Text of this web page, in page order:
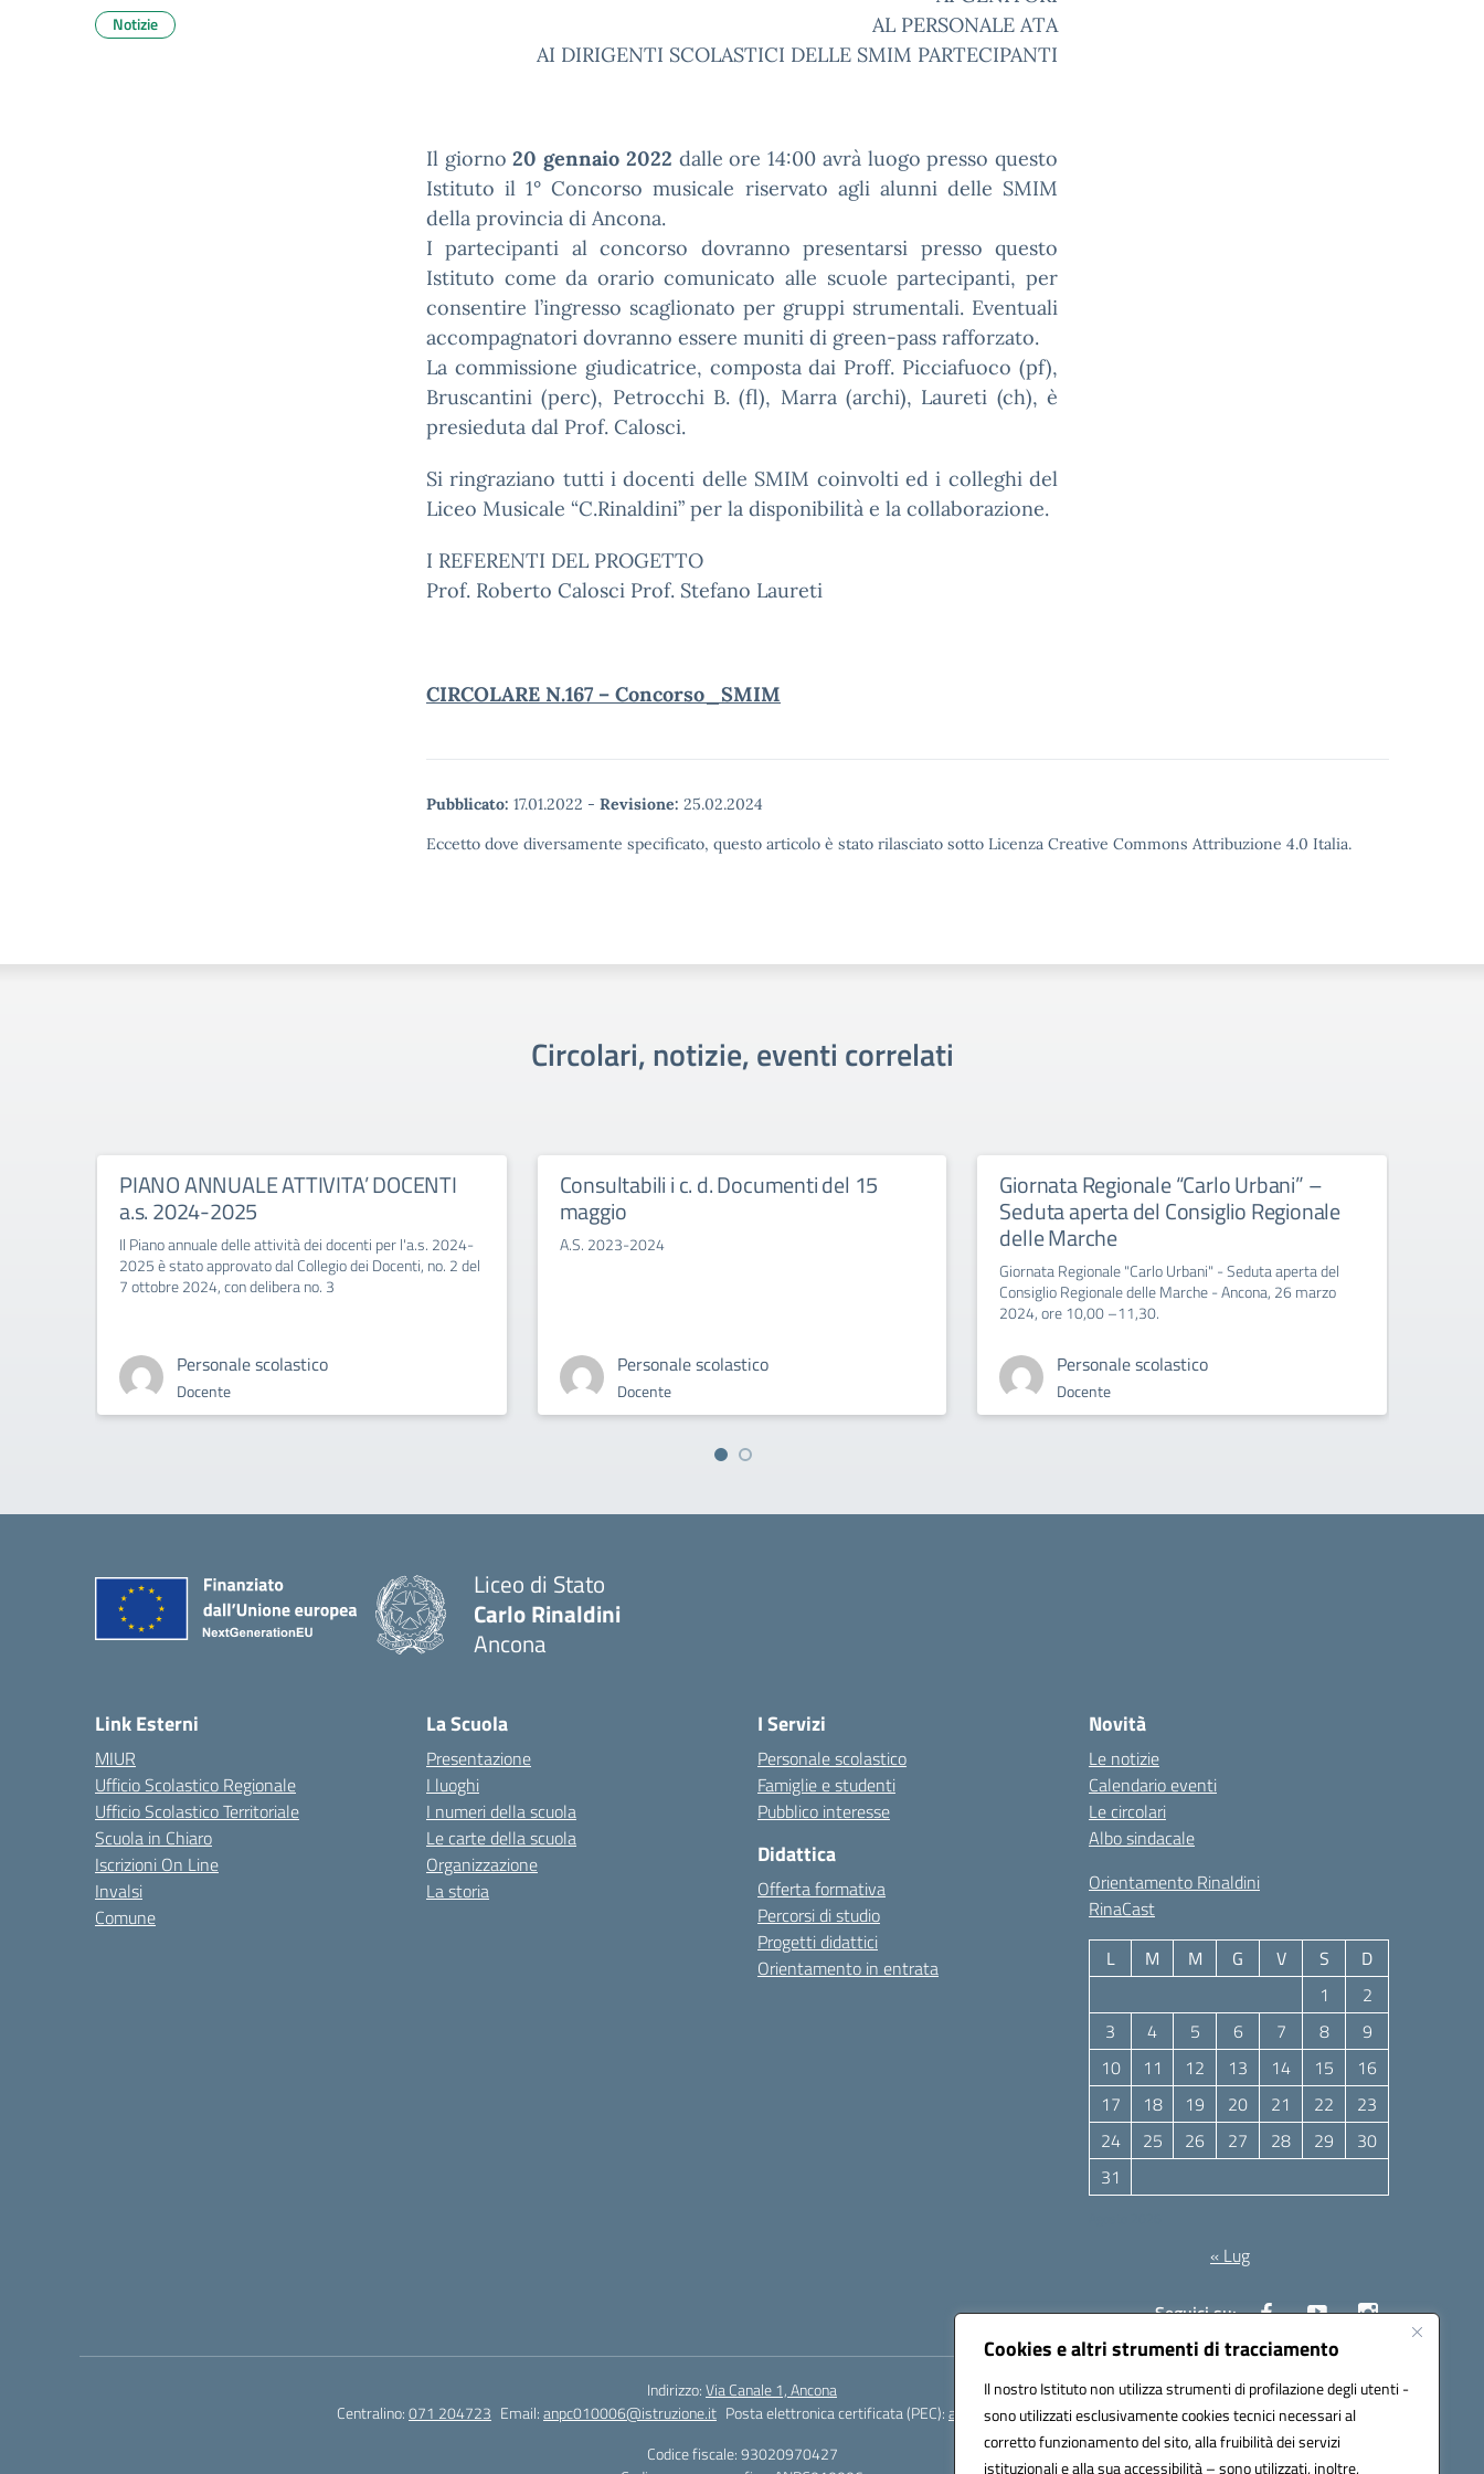
Cookies e altri strumenti di tracciamento
Il nostro Istituto non utilizza strumenti di profilazione degli utenti -
sono utilizzati esclusivamente cookies tecnici necessari al
corretto funzionamento del sito, alla fruibilità dei servizi
istituzionali e alla sua accessibilità – sono utilizzati, inoltre,
AL PERSONALE ATA
AI DIRIGENTI SCOLASTICI DELLE SMIM PARTECIPANTI
Il giorno20 gennaio 2022 dalle ore 14:00 avrà luogo presso questo
Istituto il 1° Concorso musicale riservato agli alunni delle SMIM
della provincia di Ancona.
I partecipanti al concorso dovranno presentarsi presso questo
Istituto come da orario comunicato alle scuole partecipanti, per
consentire l’ingresso scaglionato per gruppi strumentali. Eventuali
accompagnatori dovranno essere muniti di green-pass rafforzato.
La commissione giudicatrice, composta dai Proff. Picciafuoco (pf),
Bruscantini (perc), Petrocchi B. (fl), Marra (archi), Laureti (ch), è
presieduta dal Prof. Calosci.
Si ringraziano tutti i docenti delle SMIM coinvolti ed i colleghi del
Liceo Musicale “C.Rinaldini” per la disponibilità e la collaborazione.
I REFERENTI DEL PROGETTO
Prof. Roberto Calosci Prof. Stefano Laureti
CIRCOLARE N.167 – Concorso_SMIM
Pubblicato: 17.01.2022 - Revisione: 25.02.2024
Eccetto dove diversamente specificato, questo articolo è stato rilasciato sotto Licenza Creative Commons Attribuzione 4.0 Italia.
Notizie
Circolari, notizie, eventi correlati
PIANO ANNUALE ATTIVITA’ DOCENTI
a.s. 2024-2025
Il Piano annuale delle attività dei docenti per l'a.s. 2024-
2025 è stato approvato dal Collegio dei Docenti, no. 2 del
7 ottobre 2024, con delibera no. 3
Personale scolastico
Docente
Consultabili i c. d. Documenti del 15
maggio
A.S. 2023-2024
Personale scolastico
Docente
Giornata Regionale “Carlo Urbani” –
Seduta aperta del Consiglio Regionale
delle Marche
Giornata Regionale "Carlo Urbani" - Seduta aperta del
Consiglio Regionale delle Marche - Ancona, 26 marzo
2024, ore 10,00 –11,30.
Personale scolastico
Docente
Liceo di Stato
Carlo Rinaldini
Ancona
Link Esterni
MIUR
Ufficio Scolastico Regionale
Ufficio Scolastico Territoriale
Scuola in Chiaro
Iscrizioni On Line
Invalsi
Comune
La Scuola
Presentazione
I luoghi
I numeri della scuola
Le carte della scuola
Organizzazione
La storia
I Servizi
Personale scolastico
Famiglie e studenti
Pubblico interesse
Didattica
Offerta formativa
Percorsi di studio
Progetti didattici
Orientamento in entrata
Novità
Le notizie
Calendario eventi
Le circolari
Albo sindacale
Orientamento Rinaldini
RinaCast
L M M G V S
D
1
2
3
4 5 6 7 8
9
10
11 12 13 14 15
16
17
18 19 20 21 22
23
24
25 26 27 28 29
30
31
« Lug
Seguici su:
Indirizzo:Via Canale 1, Ancona
Centralino:071 204723 Email:anpc010006@istruzione.it Posta elettronica certificata (PEC):anpc010006@pec.istruzione.it
Codice fiscale: 93020970427